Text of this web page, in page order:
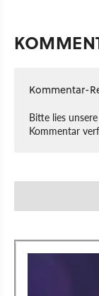
Kommentar-
Bitte lies unsere
Kommentar